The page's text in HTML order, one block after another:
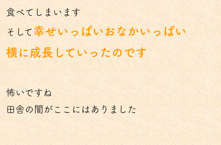
食べてしまいます
そして 幸せいっぱいおなかいっぱい
横に成長していったのです
怖いですね
田舎の闇がここにはありました